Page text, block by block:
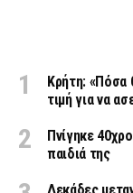
Κρήτη: «Πόσα
τιμή για να
Πνίγηκε
παιδιά της